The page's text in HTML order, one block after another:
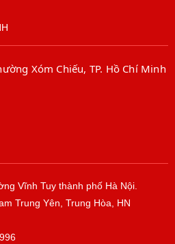
Xóm Chiếu, TP. Hồ Chí Minh
Vĩnh Tuy thành phố Hà Nội.
Trung Yên, Trung Hòa, HN